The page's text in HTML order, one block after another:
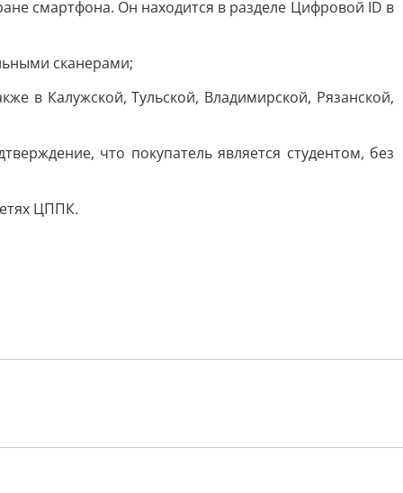
смартфона. Он находится в разделе Цифровой ID в
сканерами;
в Калужской, Тульской, Владимирской, Рязанской,
что покупатель является студентом, без
ЦППК.